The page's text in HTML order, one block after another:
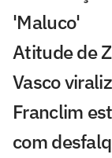
'Maluco'
Atitude de
Vasco
Franclim
com